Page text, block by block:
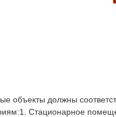
объекты должны
Стационарное